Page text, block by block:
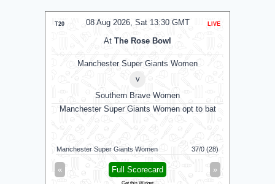
08 Aug 2026, Sat 13:30 GMT
T20 LIVE
At The Rose Bowl
Manchester Super Giants Women
v
Southern Brave Women
Manchester Super Giants Women opt to bat
Manchester Super Giants Women 37/0 (28)
« »
Full Scorecard